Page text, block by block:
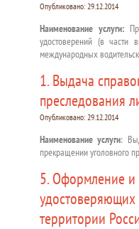
Опубликовано: 29.12.2014
Наименование услуги:
удостоверений (в части
международных
1. Выдача
преследования
Опубликовано: 29.12.2014
Наименование услуги:
прекращении уголовного
5. Оформление и
территории